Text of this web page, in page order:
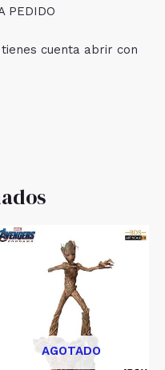
PEDIDO
cuenta abrir con
AGOTADO